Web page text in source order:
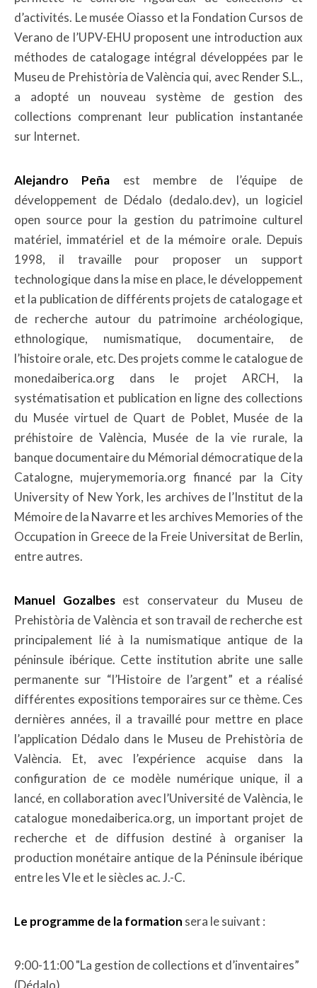
d’activités. Le musée Oiasso et la Fondation Cursos de
Verano de l’UPV-EHU proposent une introduction aux
méthodes de catalogage intégral développées par le
Museu de Prehistòria de València qui, avec Render S.L.,
a adopté un nouveau système de gestion des
collections comprenant leur publication instantanée
sur Internet.
Alejandro Peña est membre de l’équipe de
développement de Dédalo (dedalo.dev), un logiciel
open source pour la gestion du patrimoine culturel
matériel, immatériel et de la mémoire orale. Depuis
1998, il travaille pour proposer un support
technologique dans la mise en place, le développement
et la publication de différents projets de catalogage et
de recherche autour du patrimoine archéologique,
ethnologique, numismatique, documentaire, de
l’histoire orale, etc. Des projets comme le catalogue de
monedaiberica.org dans le projet ARCH, la
systématisation et publication en ligne des collections
du Musée virtuel de Quart de Poblet, Musée de la
préhistoire de València, Musée de la vie rurale, la
banque documentaire du Mémorial démocratique de la
Catalogne, mujerymemoria.org financé par la City
University of New York, les archives de l’Institut de la
Mémoire de la Navarre et les archives Memories of the
Occupation in Greece de la Freie Universitat de Berlin,
entre autres.
Manuel Gozalbesest conservateur du Museu de
Prehistòria de València et son travail de recherche est
principalement lié à la numismatique antique de la
péninsule ibérique. Cette institution abrite une salle
permanente sur “l’Histoire de l’argent” et a réalisé
différentes expositions temporaires sur ce thème. Ces
dernières années, il a travaillé pour mettre en place
l’application Dédalo dans le Museu de Prehistòria de
València. Et, avec l’expérience acquise dans la
configuration de ce modèle numérique unique, il a
lancé, en collaboration avec l’Université de València, le
catalogue monedaiberica.org, un important projet de
recherche et de diffusion destiné à organiser la
production monétaire antique de la Péninsule ibérique
entre les VIe et Ie siècles ac. J.-C.
Le programme de la formation sera le suivant :
9:00-11:00 "La gestion de collections et d’inventaires”
(Dédalo)